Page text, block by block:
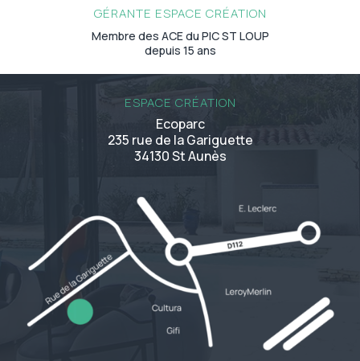
GÉRANTE ESPACE CRÉATION
Membre des ACE du PIC ST LOUP
depuis 15 ans
ESPACE CRÉATION
Ecoparc
235 rue de la Gariguette
34130 St Aunès